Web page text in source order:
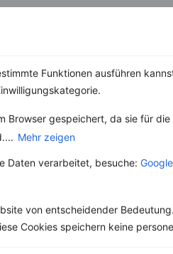
Funktionen ausführen
Browser gespeichert, da sie für
Mehr zeigen
Daten verarbeitet, besuche:
von entscheidender
Cookies speichern keine